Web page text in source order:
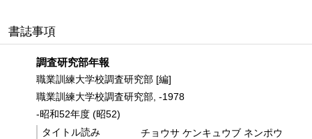
書誌事項
調査研究部年報
職業訓練大学校調査研究部 [編]
職業訓練大学校調査研究部, -1978
-昭和52年度 (昭52)
タイトル読み
チョウサ ケンキュウブ ネンポウ